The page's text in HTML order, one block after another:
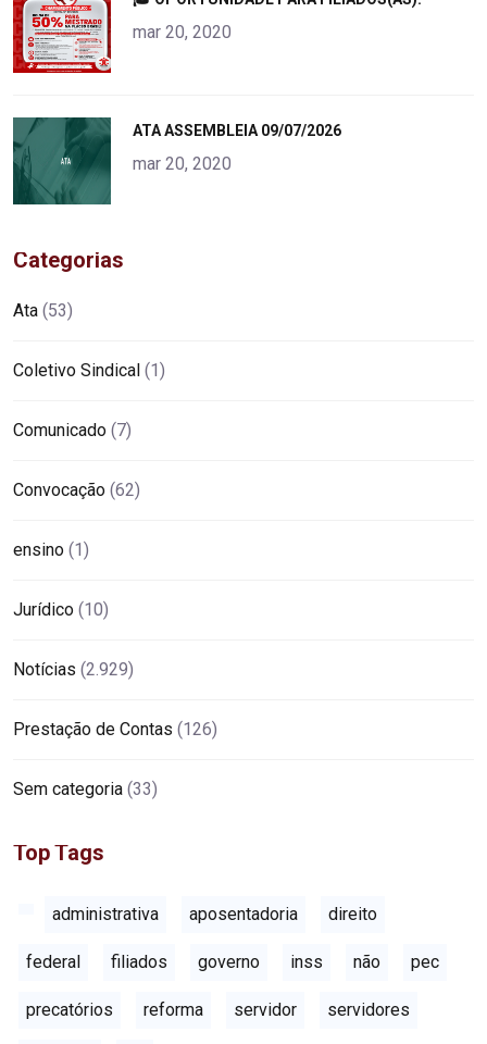
alt="product">
mar 20, 2020
alt="product">
ATA ASSEMBLEIA 09/07/2026
mar 20, 2020
Categorias
Ata (53)
Coletivo Sindical (1)
Comunicado (7)
Convocação (62)
ensino (1)
Jurídico (10)
Notícias (2.929)
Prestação de Contas (126)
Sem categoria (33)
Top Tags
administrativa aposentadoria direito
federal filiados governo inss não pec
precatórios reforma servidor servidores